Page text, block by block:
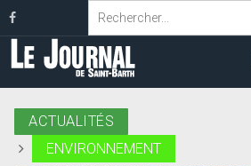
ACTUALITÉS
ENVIRONNEMENT